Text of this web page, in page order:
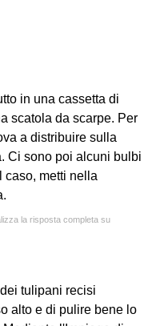
in una cassetta di
scatola da scarpe. Per
a distribuire sulla
Ci sono poi alcuni bulbi
caso, metti nella
la risposta completa su
tulipani recisi
alto e di pulire bene lo